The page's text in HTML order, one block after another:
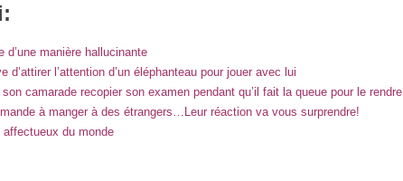
d’une manière hallucinante
d’attirer l’attention d’un éléphanteau pour jouer avec lui
camarade recopier son examen pendant qu’il fait la queue pour le rendre
à manger à des étrangers…Leur réaction va vous surprendre!
du monde